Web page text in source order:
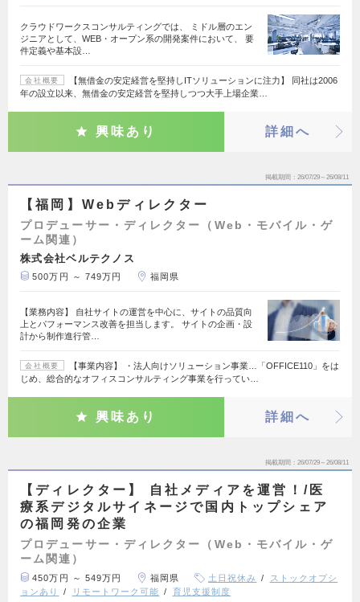
クラウドワークスコンサルティングでは、 ミドル層のエン
ジニアとして、WEB・オープン系の開発案件において、 要
件定義や基本設…
会社概要
【無借金の安定経営を堅持しITソリューションに注力】 同社は2006
年の設立以来、無借金の安定経営を堅持しつつ大手上場企業…
興味あり 詳細へ
掲載期間 26/07/29～26/08/11
【福岡】Webディレクター
プロデューサー・ディレクター（Web・モバイル・ゲ
ーム関連）
株式会社ベルテクノス
500万円 ～ 749万円 福岡県
【業務内容】 自社サイトの運営を中心に、サイトの品質向
上とパフォーマンス改善を担当します。 サイトの企画・設
計から制作進行管…
会社概要
【事業内容】 ・法人向けソリューション事業…「OFFICE110」をは
じめ、総合的なオフィスコンサルティング事業を行ってい…
興味あり 詳細へ
掲載期間 26/07/29～26/08/11
【ディレクター】 自社メディアを運営！/医
療系デジタルサイネージで国内トップシェア
の福岡発の企業
プロデューサー・ディレクター（Web・モバイル・ゲ
ーム関連）
450万円 ～ 549万円 福岡県 土日祝休み
ストックオプシ
ョンあり
リモートワーク可能 育児支援制度